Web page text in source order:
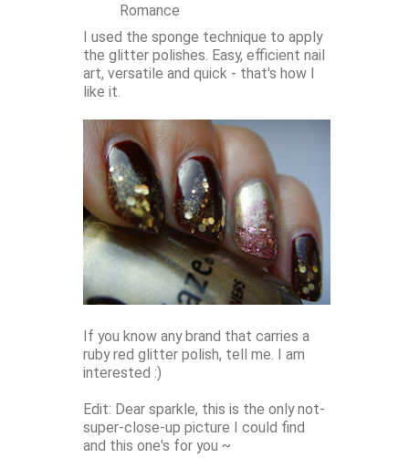
Romance
I used the sponge technique to apply
the glitter polishes. Easy, efficient nail
art, versatile and quick - that's how I
like it.
If you know any brand that carries a
ruby red glitter polish, tell me. I am
interested :)
Edit: Dear sparkle, this is the only not-
super-close-up picture I could find
and this one's for you ~